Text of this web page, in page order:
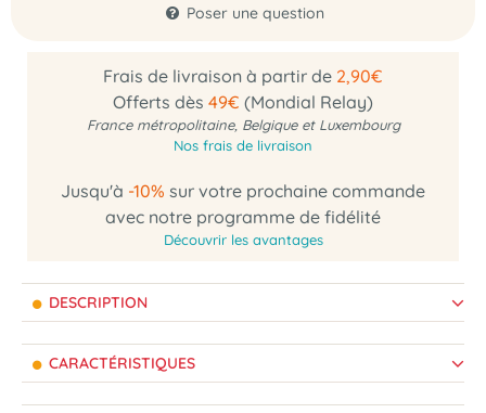
Poser une question
Frais de livraison à partir de 2,90€
Offerts dès 49€ (Mondial Relay)
France métropolitaine, Belgique et Luxembourg
Nos frais de livraison
Jusqu'à -10% sur votre prochaine commande
avec notre programme de fidélité
Découvrir les avantages
DESCRIPTION
CARACTÉRISTIQUES